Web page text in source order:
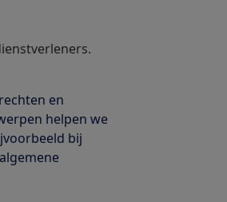
en
helpen we
bij